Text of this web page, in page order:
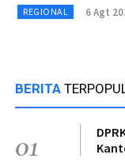
REGIONAL 6 Agt
BERITA
01